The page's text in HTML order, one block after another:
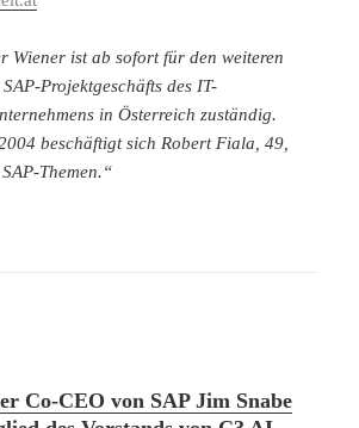
Wiener ist ab sofort für den weiteren
Projektgeschäfts des IT-
in Österreich zuständig.
beschäftigt sich Robert Fiala, 49,
Themen.“
Co-CEO von SAP Jim Snabe